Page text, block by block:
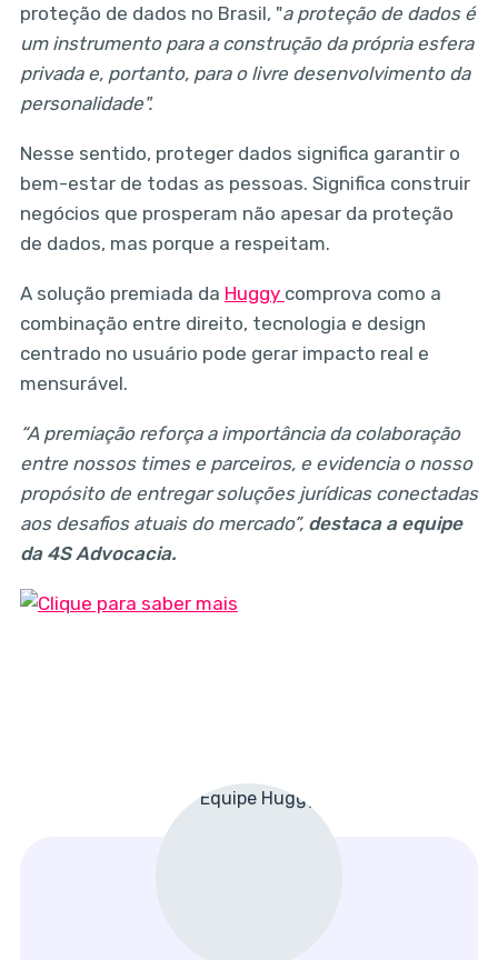
proteção de dados no Brasil, "a proteção de dados é
um instrumento para a construção da própria esfera
privada e, portanto, para o livre desenvolvimento da
personalidade".
Nesse sentido, proteger dados significa garantir o
bem-estar de todas as pessoas. Significa construir
negócios que prosperam não apesar da proteção
de dados, mas porque a respeitam.
A solução premiada da Huggy comprova como a
combinação entre direito, tecnologia e design
centrado no usuário pode gerar impacto real e
mensurável.
“A premiação reforça a importância da colaboração
entre nossos times e parceiros, e evidencia o nosso
propósito de entregar soluções jurídicas conectadas
aos desafios atuais do mercado”, destaca a equipe
da 4S Advocacia.